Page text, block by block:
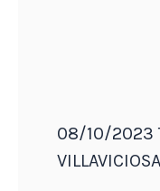
08/10/2023
VILLAVICIOSA